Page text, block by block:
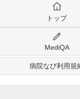
トップ
MediQA
病院なび利用規